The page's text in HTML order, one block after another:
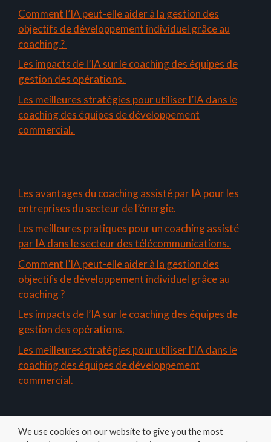
Comment l’IA peut-elle aider à la gestion des
objectifs de développement individuel grâce au
coaching ?
Les impacts de l’IA sur le coaching des équipes de
gestion des opérations.
Les meilleures stratégies pour utiliser l’IA dans le
coaching des équipes de développement
commercial.
Les avantages du coaching assisté par IA pour les
entreprises du secteur de l’énergie.
Les meilleures pratiques pour un coaching assisté
par IA dans le secteur des télécommunications.
Comment l’IA peut-elle aider à la gestion des
objectifs de développement individuel grâce au
coaching ?
Les impacts de l’IA sur le coaching des équipes de
gestion des opérations.
Les meilleures stratégies pour utiliser l’IA dans le
coaching des équipes de développement
commercial.
We use cookies on our website to give you the most